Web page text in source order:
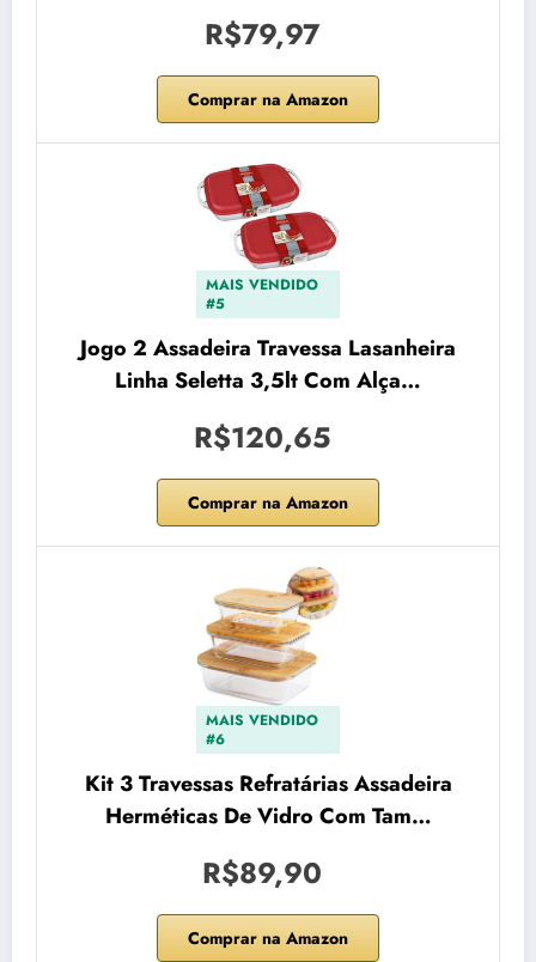
R$79,97
Comprar na Amazon
MAIS VENDIDO
#5
Jogo 2 Assadeira Travessa Lasanheira
Linha Seletta 3,5lt Com Alça…
R$120,65
Comprar na Amazon
MAIS VENDIDO
#6
Kit 3 Travessas Refratárias Assadeira
Herméticas De Vidro Com Tam…
R$89,90
Comprar na Amazon